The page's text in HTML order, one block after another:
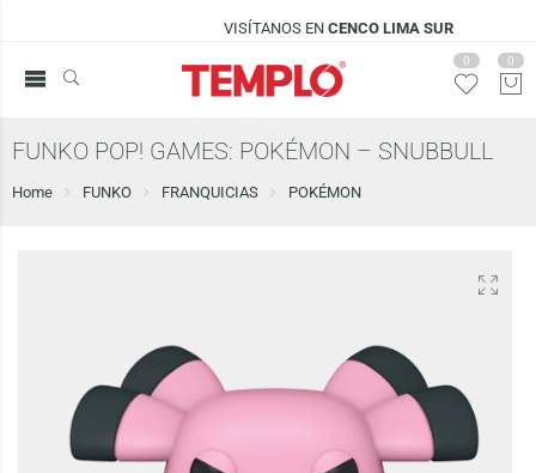
VISÍTANOS ENCENCO LIMA SUR
0 0
FUNKO POP! GAMES: POKÉMON – SNUBBULL
Home FUNKO FRANQUICIAS POKÉMON